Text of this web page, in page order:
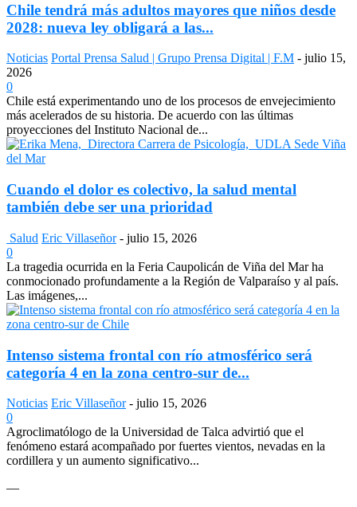
Chile tendrá más adultos mayores que niños desde
2028: nueva ley obligará a las...
Noticias Portal Prensa Salud | Grupo Prensa Digital | F.M - julio 15,
2026
0
Chile está experimentando uno de los procesos de envejecimiento
más acelerados de su historia. De acuerdo con las últimas
proyecciones del Instituto Nacional de...
Cuando el dolor es colectivo, la salud mental
también debe ser una prioridad
Salud Eric Villaseñor - julio 15, 2026
0
La tragedia ocurrida en la Feria Caupolicán de Viña del Mar ha
conmocionado profundamente a la Región de Valparaíso y al país.
Las imágenes,...
Intenso sistema frontal con río atmosférico será
categoría 4 en la zona centro-sur de...
Noticias Eric Villaseñor - julio 15, 2026
0
Agroclimatólogo de la Universidad de Talca advirtió que el
fenómeno estará acompañado por fuertes vientos, nevadas en la
cordillera y un aumento significativo...
—